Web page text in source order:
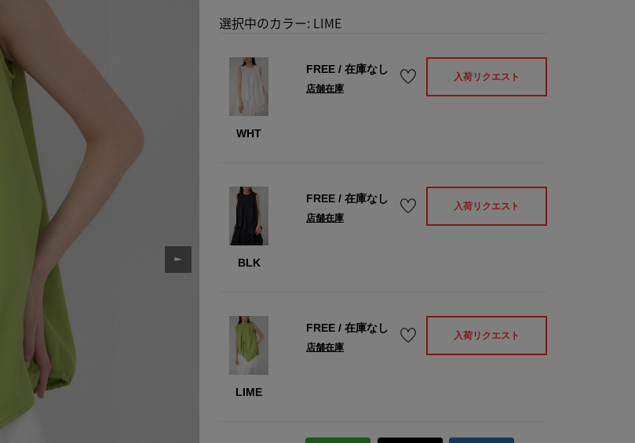
選択中のカラー: LIME
WHT
FREE/ 在庫なし
店舗在庫
入荷リクエスト
BLK
FREE/ 在庫なし
店舗在庫
入荷リクエスト
LIME
FREE/ 在庫なし
店舗在庫
入荷リクエスト